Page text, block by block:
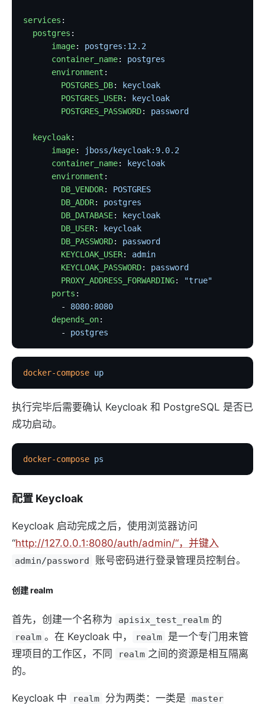
services :
  postgres
:
      image
: postgres:12.2
      container_name
: postgres
      environment
:
        POSTGRES_DB
:
keycloak
        POSTGRES_USER
:
keycloak
        POSTGRES_PASSWORD
: password
  keycloak
:
      image
:
jboss/keycloak:9.0.2
      container_name
:
keycloak
      environment
:
        DB_VENDOR
: POSTGRES
        DB_ADDR
: postgres
        DB_DATABASE
:
keycloak
        DB_USER
:
keycloak
        DB_PASSWORD
: password
        KEYCLOAK_USER
: admin
        KEYCLOAK_PASSWORD
: password
        PROXY_ADDRESS_FORWARDING
:
"true"
      ports
:
        -
8080:8080
      depends_on
:
        -
postgres
docker-compose up
执行完毕后需要确认 Keycloak 和 PostgreSQL 是否已
成功启动。
docker-compose ps
配置 Keycloak
Keycloak 启动完成之后，使用浏览器访问
“http://127.0.0.1:8080/auth/admin/“，并键入
admin/password 账号密码进行登录管理员控制台。
创建 realm
首先，创建一个名称为 apisix_test_realm 的
realm 。在 Keycloak 中， realm
是一个专门用来管
理项目的工作区，不同
realm 之间的资源是相互隔离
的。
Keycloak 中 realm 分为两类：一类是 master